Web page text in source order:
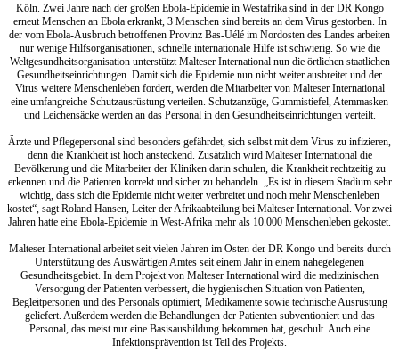
Köln. Zwei Jahre nach der großen Ebola-Epidemie in Westafrika sind in der DR Kongo
erneut Menschen an Ebola erkrankt, 3 Menschen sind bereits an dem Virus gestorben. In
der vom Ebola-Ausbruch betroffenen Provinz Bas-Uélé im Nordosten des Landes arbeiten
nur wenige Hilfsorganisationen, schnelle internationale Hilfe ist schwierig. So wie die
Weltgesundheitsorganisation unterstützt Malteser International nun die örtlichen staatlichen
Gesundheitseinrichtungen. Damit sich die Epidemie nun nicht weiter ausbreitet und der
Virus weitere Menschenleben fordert, werden die Mitarbeiter von Malteser International
eine umfangreiche Schutzausrüstung verteilen. Schutzanzüge, Gummistiefel, Atemmasken
und Leichensäcke werden an das Personal in den Gesundheitseinrichtungen verteilt.
Ärzte und Pflegepersonal sind besonders gefährdet, sich selbst mit dem Virus zu infizieren,
denn die Krankheit ist hoch ansteckend. Zusätzlich wird Malteser International die
Bevölkerung und die Mitarbeiter der Kliniken darin schulen, die Krankheit rechtzeitig zu
erkennen und die Patienten korrekt und sicher zu behandeln. „Es ist in diesem Stadium sehr
wichtig, dass sich die Epidemie nicht weiter verbreitet und noch mehr Menschenleben
kostet“, sagt Roland Hansen, Leiter der Afrikaabteilung bei Malteser International. Vor zwei
Jahren hatte eine Ebola-Epidemie in West-Afrika mehr als 10.000 Menschenleben gekostet.
Malteser International arbeitet seit vielen Jahren im Osten der DR Kongo und bereits durch
Unterstützung des Auswärtigen Amtes seit einem Jahr in einem nahegelegenen
Gesundheitsgebiet. In dem Projekt von Malteser International wird die medizinischen
Versorgung der Patienten verbessert, die hygienischen Situation von Patienten,
Begleitpersonen und des Personals optimiert, Medikamente sowie technische Ausrüstung
geliefert. Außerdem werden die Behandlungen der Patienten subventioniert und das
Personal, das meist nur eine Basisausbildung bekommen hat, geschult. Auch eine
Infektionsprävention ist Teil des Projekts.